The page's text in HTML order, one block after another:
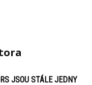
JSOU STÁLE JEDNY